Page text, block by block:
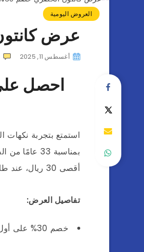
العروض اليومية
عرض كانتون
أغسطس 11, 2025
استمتع بتجربة
بمناسبة 33 عامًا من الطعم الذي لا يُنسى، كانتون تقدم لك خصم
أقصى 30 ريال، عند طلبك للاستلام من أحد فروعنا المنتشرة في جميع أنحاء المملكة.
تفاصيل العرض:
خصم 30% على أول طلب عبر التطبيق.